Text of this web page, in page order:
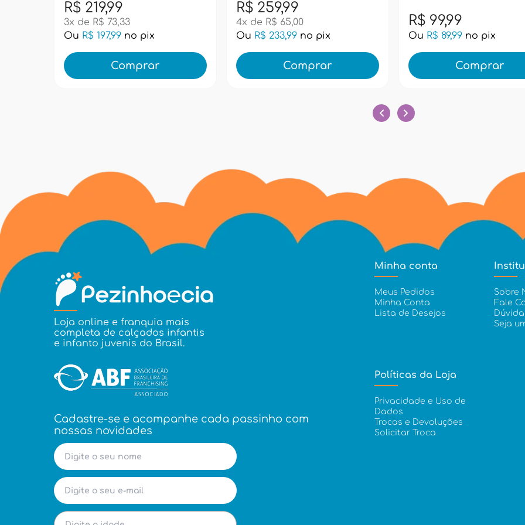
R$ 219,99
3x de R$ 73,33
Ou R$ 197,99 no pix
Comprar
R$ 259,99
4x de R$ 65,00
Ou R$ 233,99 no pix
Comprar
R$ 99,99
Ou R$ 89,99 no pix
Comprar
Loja online e franquia mais
completa de calçados infantis
e infanto juvenis do Brasil.
Cadastre-se e acompanhe cada passinho com
nossas novidades
Minha conta
Meus Pedidos
Minha Conta
Lista de Desejos
Sobre
Fale
Seja
Políticas da Loja
Privacidade e Uso de
Dados
Trocas e Devoluções
Solicitar Troca